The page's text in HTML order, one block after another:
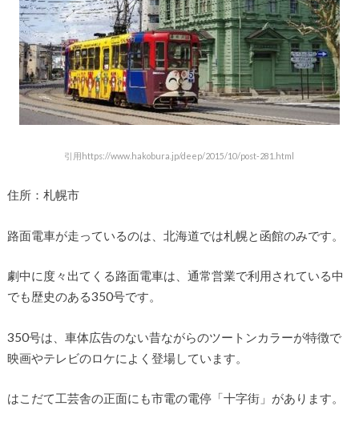
引用https://www.hakobura.jp/deep/2015/10/post-281.html
住所：札幌市
路面電車が走っているのは、北海道では札幌と函館のみです。
劇中に度々出てくる路面電車は、通常営業で利用されている中
でも歴史のある350号です。
350号は、車体広告のない昔ながらのツートンカラーが特徴で
映画やテレビのロケによく登場しています。
はこだて工芸舎の正面にも市電の電停「十字街」があります。